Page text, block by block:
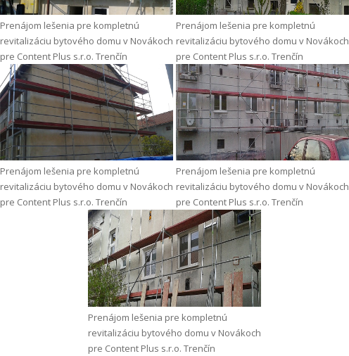
Prenájom lešenia pre kompletnú
revitalizáciu bytového domu v Novákoch
pre Content Plus s.r.o. Trenčín
Prenájom lešenia pre kompletnú
revitalizáciu bytového domu v Novákoch
pre Content Plus s.r.o. Trenčín
Prenájom lešenia pre kompletnú
revitalizáciu bytového domu v Novákoch
pre Content Plus s.r.o. Trenčín
Prenájom lešenia pre kompletnú
revitalizáciu bytového domu v Novákoch
pre Content Plus s.r.o. Trenčín
Prenájom lešenia pre kompletnú
revitalizáciu bytového domu v Novákoch
pre Content Plus s.r.o. Trenčín